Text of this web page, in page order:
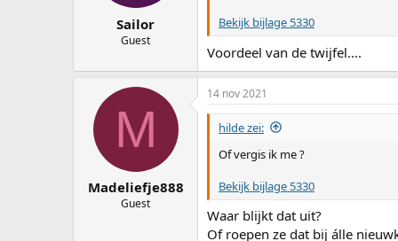
e
n
Sailor
Guest
Bekijk bijlage 5330
Voordeel van de twijfel....
M
Madeliefje888
Guest
14 nov 2021
hilde zei:
Of vergis ik me ?
Bekijk bijlage 5330
Waar blijkt dat uit?
Of roepen ze dat bij álle